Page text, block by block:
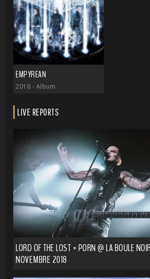
EMPYREAN
2016 - Album
LIVE REPORTS
LORD OF THE LOST + PORN @ LA BOULE
NOVEMBRE 2018